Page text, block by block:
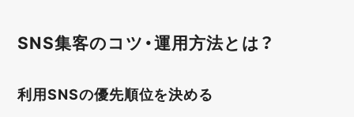
SNS集客のコツ・運用方法とは？
利用SNSの優先順位を決める